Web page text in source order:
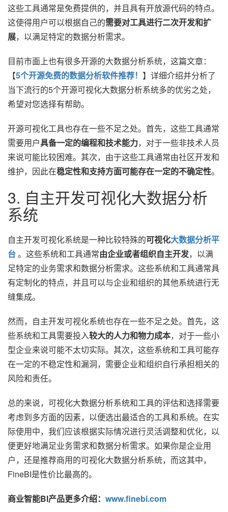
这些工具通常是免费提供的，并且具有开放源代码的特点。
这使得用户可以根据自己的需要对工具进行二次开发和扩
展，以满足特定的数据分析需求。
目前市面上也有很多开源的大数据分析系统，这篇文章：
【5个开源免费的数据分析软件推荐！ 】详细介绍并分析了
当下流行的5个开源可视化大数据分析系统多的优劣之处，
希望对您选择有帮助。
开源可视化工具也存在一些不足之处。首先，这些工具通常
需要用户具备一定的编程和技术能力，对于一些非技术人员
来说可能比较困难。其次，由于这些工具通常由社区开发和
维护，因此在稳定性和支持方面可能存在一定的不确定性。
3. 自主开发可视化大数据分析
系统
自主开发可视化系统是一种比较特殊的可视化大数据分析平
台。这些系统和工具通常由企业或者组织自主开发，以满
足特定的业务需求和数据分析需求。这些系统和工具通常具
有定制化的特点，并且可以与企业和组织的其他系统进行无
缝集成。
然而，自主开发可视化系统也存在一些不足之处。首先，这
些系统和工具需要投入较大的人力和物力成本，对于一些小
型企业来说可能不太切实际。其次，这些系统和工具可能存
在一定的不稳定性和漏洞，需要企业和组织自行承担相关的
风险和责任。
总的来说，可视化大数据分析系统和工具的评估和选择需要
考虑到多方面的因素，以便选出最适合的工具和系统。在实
际使用中，我们应该根据实际情况进行灵活调整和优化，以
便更好地满足业务需求和数据分析需求。如果你是企业用
户，还是推荐商用的可视化大数据分析系统，而这其中，
FineBI是性价比最高的。
商业智能BI产品更多介绍： www.finebi.com